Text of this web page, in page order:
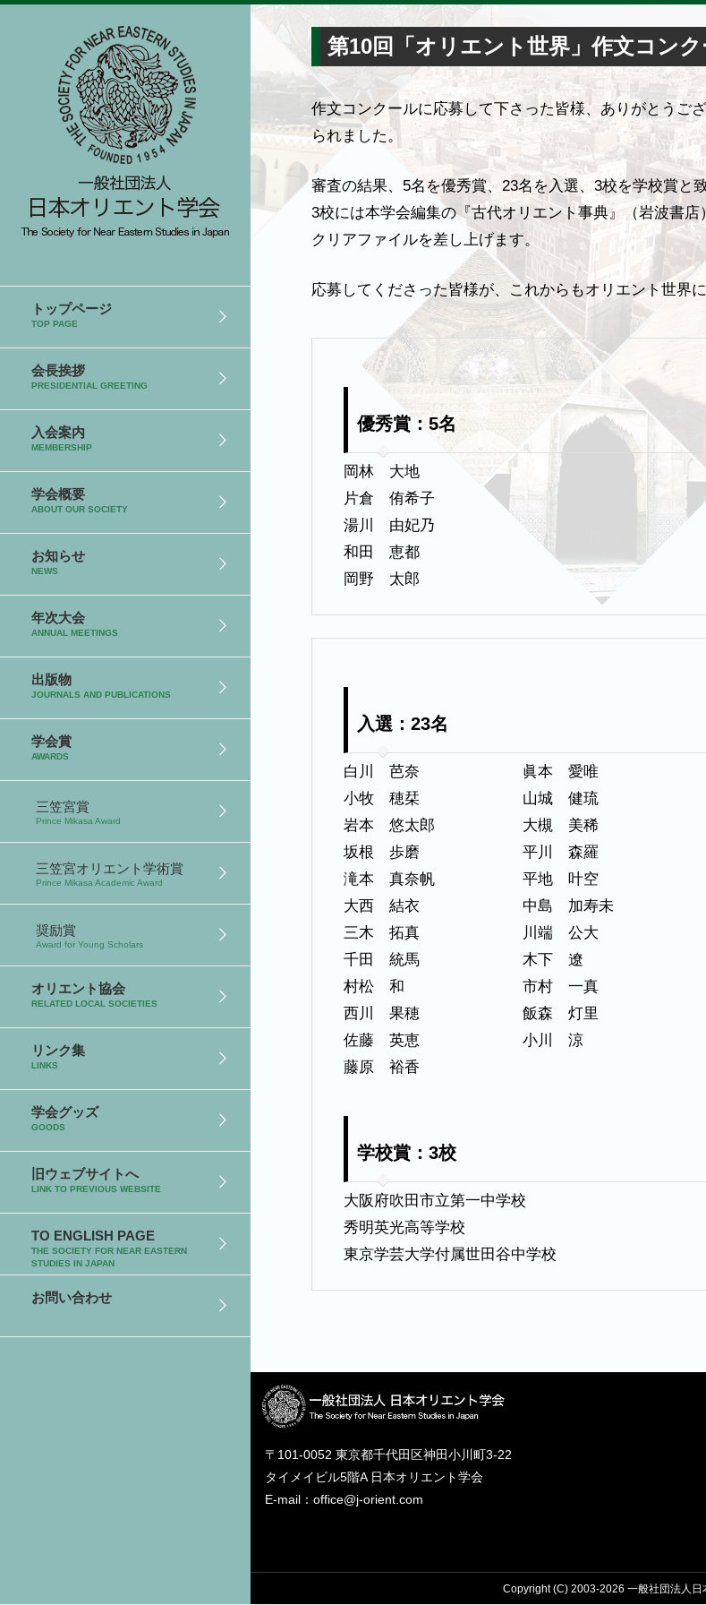
トップページ
TOP PAGE
会長挨拶
PRESIDENTIAL GREETING
入会案内
MEMBERSHIP
学会概要
ABOUT OUR SOCIETY
お知らせ
NEWS
年次大会
ANNUAL MEETINGS
出版物
JOURNALS AND PUBLICATIONS
学会賞
AWARDS
三笠宮賞
Prince Mikasa Award
三笠宮オリエント学術賞
Prince Mikasa Academic Award
奨励賞
Award for Young Scholars
オリエント協会
RELATED LOCAL SOCIETIES
リンク集
LINKS
学会グッズ
GOODS
旧ウェブサイトへ
LINK TO PREVIOUS WEBSITE
TO ENGLISH PAGE
THE SOCIETY FOR NEAR EASTERN
STUDIES IN JAPAN
お問い合わせ
第10回「オリエント世界」作文コン
作文コンクールに応募して下さった皆様、ありがとうご
られました。
審査の結果、5名を優秀賞、23名を入選、3校を学校賞
3校には本学会編集の『古代オリエント事典』（岩波書
クリアファイルを差し上げます。
応募してくださった皆様が、これからもオリエント世界
優秀賞：5名
岡林 大地
片倉 侑希子
湯川 由妃乃
和田 恵都
岡野 太郎
入選：23名
白川 芭奈
眞本 愛唯
小牧 穂栞
山城 健琉
岩本 悠太郎
大槻 美稀
坂根 歩磨
平川 森羅
滝本 真奈帆
平地 叶空
大西 結衣
中島 加寿未
三木 拓真
川端 公大
千田 統馬
木下 遼
村松 和
市村 一真
西川 果穂
飯森 灯里
佐藤 英恵
小川 涼
藤原 裕香
学校賞：3校
大阪府吹田市立第一中学校
秀明英光高等学校
東京学芸大学付属世田谷中学校
〒101-0052 東京都千代田区神田小川町3-22
タイメイビル5階A 日本オリエント学会
E-mail：office@j-orient.com
Copyright (C) 2003-2026 一般社団法人